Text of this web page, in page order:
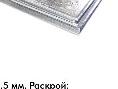
мм, Раскрой: